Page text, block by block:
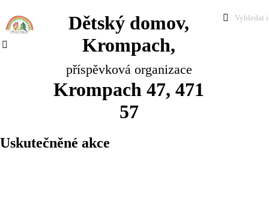
Dětský domov,
Krompach,
příspěvková organizace
Krompach 47, 471
57
Uskutečněné akce